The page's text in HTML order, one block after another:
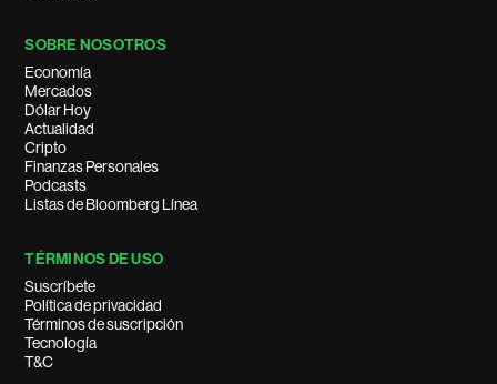
SOBRE NOSOTROS
Economía
Mercados
Dólar Hoy
Actualidad
Cripto
Finanzas Personales
Podcasts
Listas de Bloomberg Línea
TÉRMINOS DE USO
Suscríbete
Política de privacidad
Términos de suscripción
Tecnología
T&C